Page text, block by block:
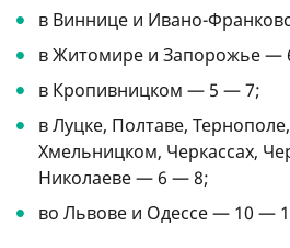
в Виннице и Ивано-
в Житомире и Запорожье —
в Кропивницком — 5 — 7;
в Луцке, Полтаве,
Хмельницком, Черкассах,
Николаеве — 6 — 8;
во Львове и Одессе — 10 —